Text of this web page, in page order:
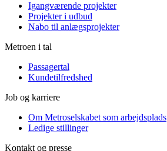
Igangværende projekter
Projekter i udbud
Nabo til anlægsprojekter
Metroen i tal
Passagertal
Kundetilfredshed
Job og karriere
Om Metroselskabet som arbejdsplads
Ledige stillinger
Kontakt og presse